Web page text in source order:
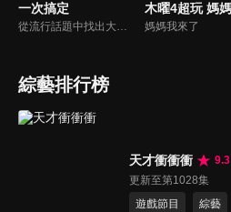
一次搞定
從流行話題中找出大眾關心的、正在煩惱的問題，由台灣好媳婦佩甄與日本型男風田親身實驗，替觀眾解決生活的大小事，傳授生活密技讓你「一次搞定」！ 媽媽我來了
綜藝排行榜
天才衝衝衝
9.3
更新至第1028集
遊戲節目
綜藝